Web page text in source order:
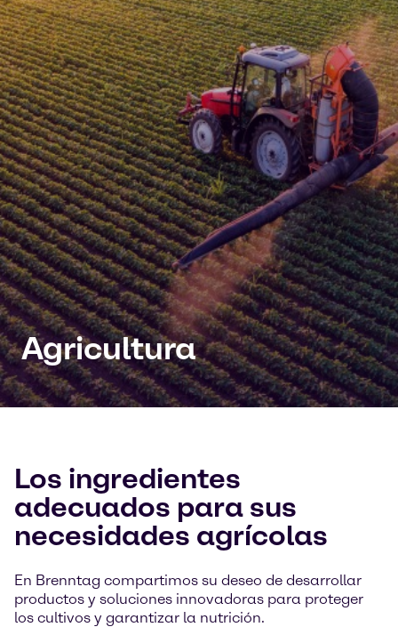
Agricultura
Los ingredientes
adecuados para sus
necesidades agrícolas
En Brenntag compartimos su deseo de desarrollar
productos y soluciones innovadoras para proteger
los cultivos y garantizar la nutrición.